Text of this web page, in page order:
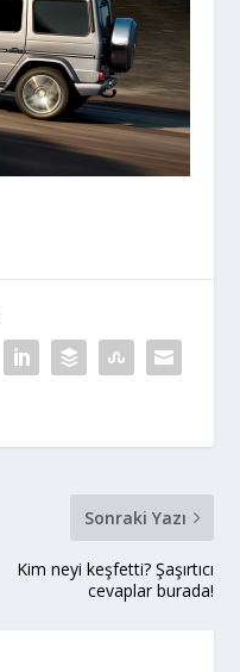
Sonraki Yazı
Kim neyi keşfetti? Şaşırtıcı
cevaplar burada!